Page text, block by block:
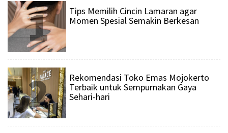
1
Tips Memilih Cincin Lamaran agar
Momen Spesial Semakin Berkesan
2
Rekomendasi Toko Emas Mojokerto
Terbaik untuk Sempurnakan Gaya
Sehari-hari